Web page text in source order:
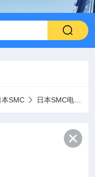
本SMC 日本SMC电磁阀